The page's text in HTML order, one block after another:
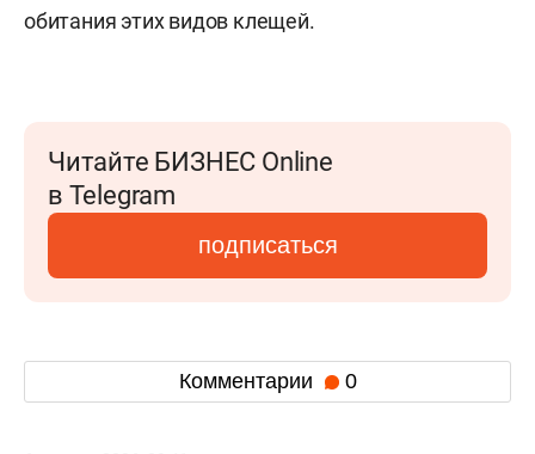
обитания этих видов клещей.
Читайте БИЗНЕС Online
в Telegram
подписаться
Комментарии 0